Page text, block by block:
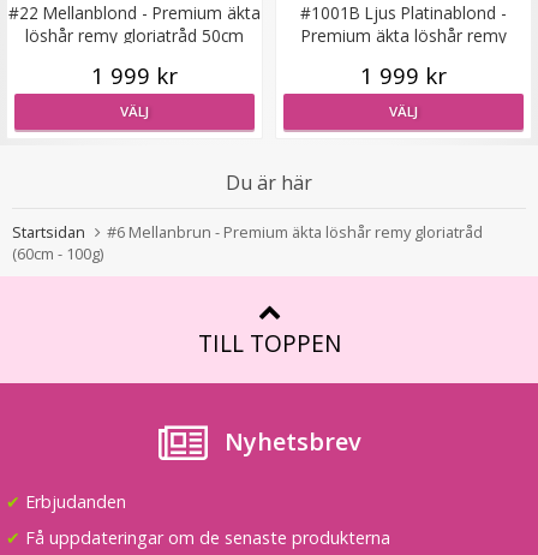
★★ ★★
LÄGG I VARUKORG
Syntetiskt löshår Gloriatråd rakt - Svart #1
★ ★★ ★★
#22 Mellanblond - Premium äkta
löshår remy gloriatråd 50cm
1 999 kr
VÄLJ
#1001B Ljus Platinablond -
Premium äkta löshår remy
1 999 kr
VÄLJ
Du är här
Startsidan
#6 Mellanbrun - Premium äkta löshår remy gloriatråd
(60cm - 100g)
TILL TOPPEN
Nyhetsbrev
✔ Erbjudanden
✔ Få uppdateringar om de senaste produkterna